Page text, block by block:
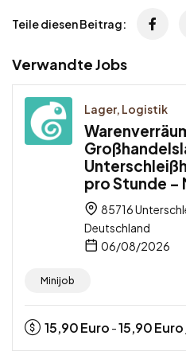
Teile diesen Beitrag:
Verwandte Jobs
Lager, Logistik
pro Stunde –
85716
Deutschland
06/08/2026
Minijob
15,90Euro -15,90Euro